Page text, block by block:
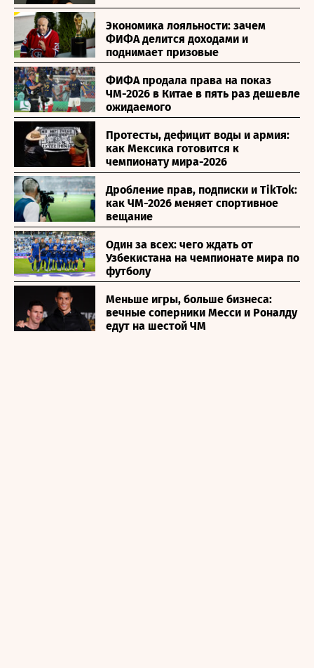
Экономика лояльности: зачем
ФИФА делится доходами и
поднимает призовые
ФИФА продала права на показ
ЧМ-2026 в Китае в пять раз дешевле
ожидаемого
Протесты, дефицит воды и армия:
как Мексика готовится к
чемпионату мира-2026
Дробление прав, подписки и TikTok:
как ЧМ-2026 меняет спортивное
вещание
Один за всех: чего ждать от
Узбекистана на чемпионате мира по
футболу
Меньше игры, больше бизнеса:
вечные соперники Месси и Роналду
едут на шестой ЧМ